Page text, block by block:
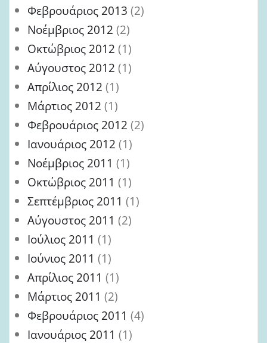
Φεβρουάριος 2013 (2)
Νοέμβριος 2012 (2)
Οκτώβριος 2012 (1)
Αύγουστος 2012 (1)
Απρίλιος 2012 (1)
Μάρτιος 2012 (1)
Φεβρουάριος 2012 (2)
Ιανουάριος 2012 (1)
Νοέμβριος 2011 (1)
Οκτώβριος 2011 (1)
Σεπτέμβριος 2011 (1)
Αύγουστος 2011 (2)
Ιούλιος 2011 (1)
Ιούνιος 2011 (1)
Απρίλιος 2011 (1)
Μάρτιος 2011 (2)
Φεβρουάριος 2011 (4)
Ιανουάριος 2011 (1)